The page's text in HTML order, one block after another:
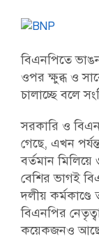
বিএনপিতে
ওপর ক্ষুব্ধ ও
চালাচ্ছে বলে
সরকারি ও
গেছে, এখন
বর্তমান
বেশির ভাগই
দলীয়
বিএনপির
কয়েকজনও